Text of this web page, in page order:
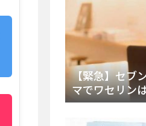
【緊急】セブ
マでワセリン
すすめ品と販